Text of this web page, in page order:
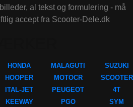
al tekst og formulering - må
accept fra Scooter-Dele.dk
HONDA
HOOPER
ITAL-JET
KEEWAY
MALAGUTI
MOTOCR
PEUGEOT
PGO
SUZUKI
SCOOTER
4T
SYM